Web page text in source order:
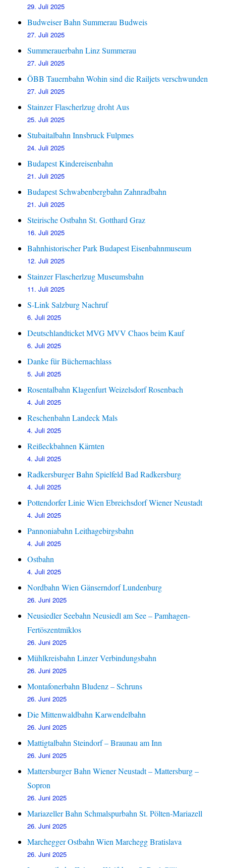
29. Juli 2025
Budweiser Bahn Summerau Budweis
27. Juli 2025
Summerauerbahn Linz Summerau
27. Juli 2025
ÖBB Tauernbahn Wohin sind die Railjets verschwunden
27. Juli 2025
Stainzer Flascherlzug droht Aus
25. Juli 2025
Stubaitalbahn Innsbruck Fulpmes
24. Juli 2025
Budapest Kindereisenbahn
21. Juli 2025
Budapest Schwabenbergbahn Zahnradbahn
21. Juli 2025
Steirische Ostbahn St. Gotthard Graz
16. Juli 2025
Bahnhistorischer Park Budapest Eisenbahnmuseum
12. Juli 2025
Stainzer Flascherlzug Museumsbahn
11. Juli 2025
S-Link Salzburg Nachruf
6. Juli 2025
Deutschlandticket MVG MVV Chaos beim Kauf
6. Juli 2025
Danke für Büchernachlass
5. Juli 2025
Rosentalbahn Klagenfurt Weizelsdorf Rosenbach
4. Juli 2025
Reschenbahn Landeck Mals
4. Juli 2025
Reißeckbahnen Kärnten
4. Juli 2025
Radkersburger Bahn Spielfeld Bad Radkersburg
4. Juli 2025
Pottendorfer Linie Wien Ebreichsdorf Wiener Neustadt
4. Juli 2025
Pannoniabahn Leithagebirgsbahn
4. Juli 2025
Ostbahn
4. Juli 2025
Nordbahn Wien Gänserndorf Lundenburg
26. Juni 2025
Neusiedler Seebahn Neusiedl am See – Pamhagen-
Fertöszentmiklos
26. Juni 2025
Mühlkreisbahn Linzer Verbindungsbahn
26. Juni 2025
Montafonerbahn Bludenz – Schruns
26. Juni 2025
Die Mittenwaldbahn Karwendelbahn
26. Juni 2025
Mattigtalbahn Steindorf – Braunau am Inn
26. Juni 2025
Mattersburger Bahn Wiener Neustadt – Mattersburg –
Sopron
26. Juni 2025
Mariazeller Bahn Schmalspurbahn St. Pölten-Mariazell
26. Juni 2025
Marchegger Ostbahn Wien Marchegg Bratislava
26. Juni 2025